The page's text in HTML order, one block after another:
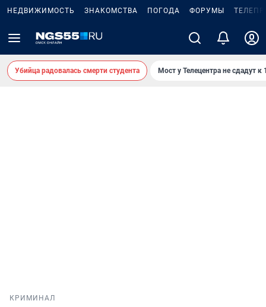
НЕДВИЖИМОСТЬ ЗНАКОМСТВА ПОГОДА ФОРУМЫ
Убийца радовалась смерти студента Мост у Телецентра не сдадут к
КРИМИНАЛ